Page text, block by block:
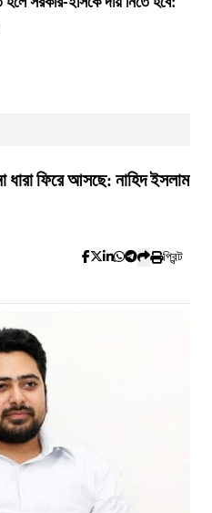
ধারা ফিরে আসছে: নাহিদ ইসলাম
প্রিন্ট